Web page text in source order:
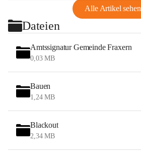
Alle Artikel sehen
Dateien
Amtssignatur Gemeinde Fraxern
0,03 MB
Bauen
1,24 MB
Blackout
2,34 MB